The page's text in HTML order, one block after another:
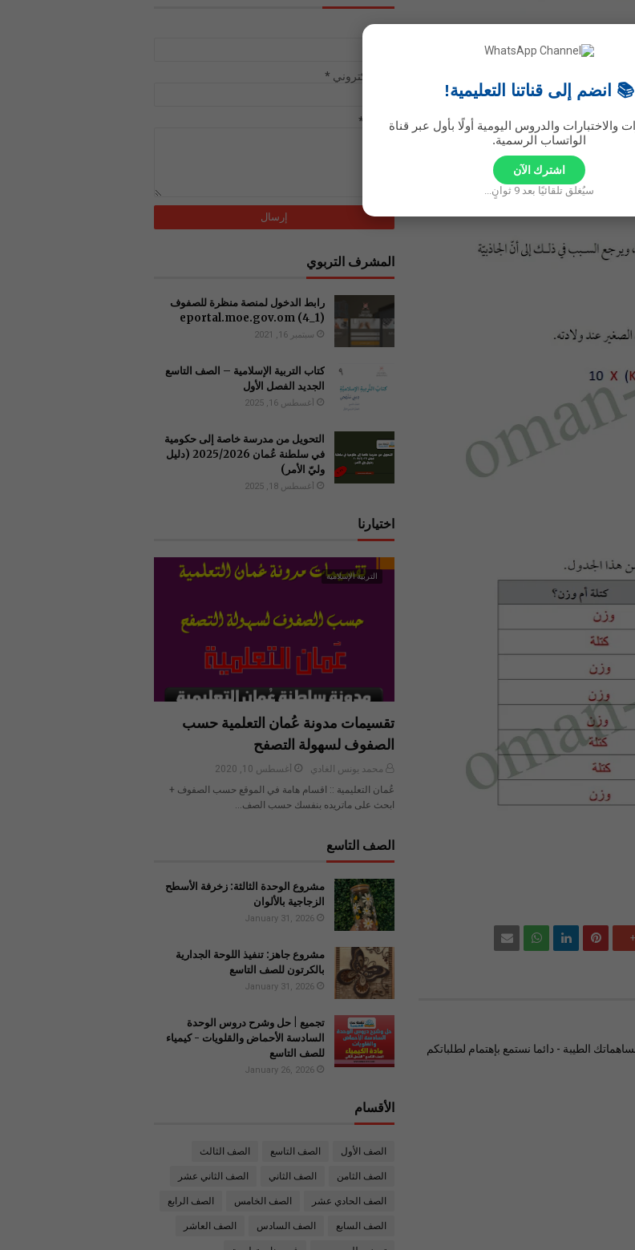
الطيبة - دائما نستمع بإهتمام لطلباتكم
📚 انضم إلى قناتنا التعليمية!
والاختبارات والدروس اليومية أولًا بأول عبر قناة
الواتساب الرسمية.
اشترك الآن
سيُغلق تلقائيًا بعد8 ثوانٍ...
بريد إلكتروني *
رسالة *
المشرف التربوي
رابط الدخول لمنصة منظرة للصفوف
(1_4) ‏eportal.moe.gov.om
سبتمبر 16, 2021
كتاب التربية الإسلامية – الصف التاسع
الجديد الفصل الأول
أغسطس 16, 2025
التحويل من مدرسة خاصة إلى حكومية
في سلطنة عُمان 2025/2026 (دليل
وليّ الأمر)
أغسطس 18, 2025
اختيارنا
التربية الإسلامية
تقسيمات مدونة عُمان التعلمية حسب
الصفوف لسهولة التصفح
محمد يونس الغادي
أغسطس 10, 2020
عُمان التعليمية :: اقسام هامة في الموقع حسب الصفوف +
ابحث على ماتريده بنفسك حسب الصف…
الصف التاسع
مشروع الوحدة الثالثة: زخرفة الأسطح
الزجاجية بالألوان
January 31, 2026
مشروع جاهز: تنفيذ اللوحة الجدارية
بالكرتون للصف التاسع
January 31, 2026
تجميع | حل وشرح دروس الوحدة
السادسة الأحماض والقلويات - كيمياء
للصف التاسع
January 26, 2026
الأقسام
الصف الأول الصف التاسع الصف الثالث
الصف الثامن الصف الثاني الصف الثاني عشر
الصف الحادي عشر الصف الخامس الصف الرابع
الصف السابع الصف السادس الصف العاشر